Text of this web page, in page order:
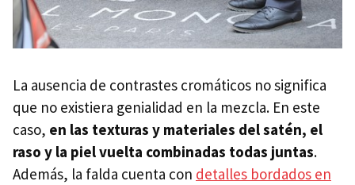
La ausencia de contrastes cromáticos no significa
que no existiera genialidad en la mezcla. En este
caso, en las texturas y materiales del satén, el
raso y la piel vuelta combinadas todas juntas.
Además, la falda cuenta con detalles bordados en